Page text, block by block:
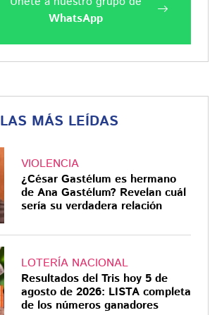
WhatsApp
LAS MÁS LEÍDAS
VIOLENCIA
¿César Gastélum es hermano
de Ana Gastélum? Revelan cuál
sería su verdadera relación
LOTERÍA NACIONAL
Resultados del Tris hoy 5 de
agosto de 2026: LISTA completa
de los números ganadores